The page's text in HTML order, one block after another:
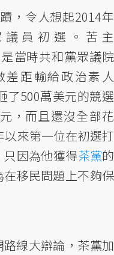
，令人想起2014年
員初選。苦主
是當時共和黨眾議院
差距輸給政治素人
了500萬美元的競選
，而且還沒全部花
來第一位在初選打
因為他獲得茶黨的
移民問題上不夠保
線大辯論，茶黨加